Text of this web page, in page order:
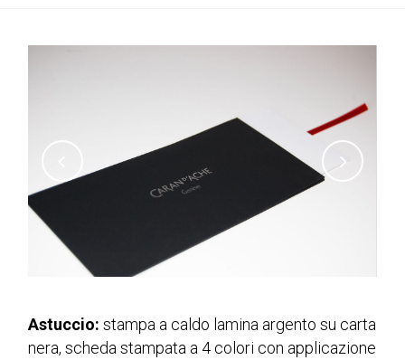
Astuccio: stampa a caldo lamina argento su carta
nera, scheda stampata a 4 colori con applicazione